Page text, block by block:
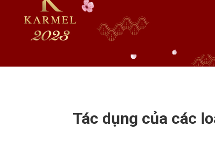
Tác dụng của các